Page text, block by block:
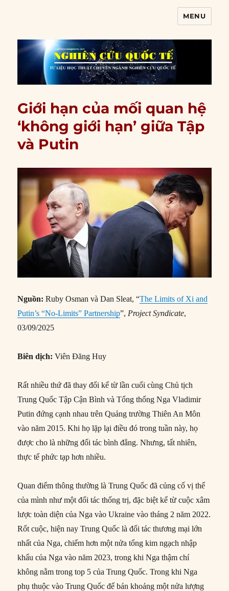
MENU
Giới hạn của mối quan hệ
‘không giới hạn’ giữa Tập
và Putin
Nguồn: Ruby Osman và Dan Sleat, “The Limits of Xi and
Putin’s “No-Limits” Partnership”, Project Syndicate,
03/09/2025
Biên dịch:Viên Đăng Huy
Rất nhiều thứ đã thay đổi kể từ lần cuối cùng Chủ tịch
Trung Quốc Tập Cận Bình và Tổng thống Nga Vladimir
Putin đứng cạnh nhau trên Quảng trường Thiên An Môn
vào năm 2015. Khi họ lặp lại điều đó trong tuần này, họ
được cho là những đối tác bình đẳng. Nhưng, tất nhiên,
thực tế phức tạp hơn nhiều.
Quan điểm thông thường là Trung Quốc đã củng cố vị thế
của mình như một đối tác thống trị, đặc biệt kể từ cuộc xâm
lược toàn diện của Nga vào Ukraine vào tháng 2 năm 2022.
Rốt cuộc, hiện nay Trung Quốc là đối tác thương mại lớn
nhất của Nga, chiếm hơn một nửa tổng kim ngạch nhập
khẩu của Nga vào năm 2023, trong khi Nga thậm chí
không nằm trong top 5 của Trung Quốc. Trong khi Nga
phụ thuộc vào Trung Quốc để bán khoảng một nửa lượng